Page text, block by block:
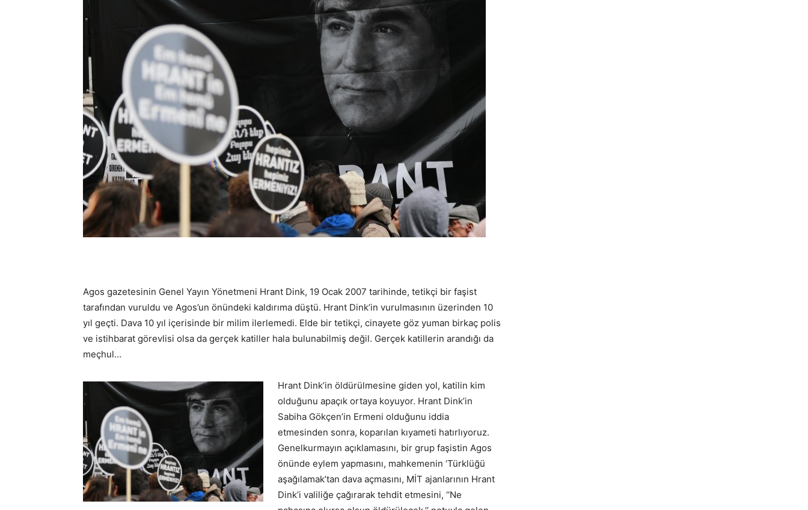
Agos gazetesinin Genel Yayın Yönetmeni Hrant Dink, 19 Ocak 2007 tarihinde, tetikçi bir faşist
tarafından vuruldu ve Agos’un önündeki kaldırıma düştü. Hrant Dink’in vurulmasının üzerinden 10
yıl geçti. Dava 10 yıl içerisinde bir milim ilerlemedi. Elde bir tetikçi, cinayete göz yuman birkaç polis
ve istihbarat görevlisi olsa da gerçek katiller hala bulunabilmiş değil. Gerçek katillerin arandığı da
meçhul…
Hrant Dink’in öldürülmesine giden yol, katilin kim
olduğunu apaçık ortaya koyuyor. Hrant Dink’in
Sabiha Gökçen’in Ermeni olduğunu iddia
etmesinden sonra, koparılan kıyameti hatırlıyoruz.
Genelkurmayın açıklamasını, bir grup faşistin Agos
önünde eylem yapmasını, mahkemenin ‘Türklüğü
aşağılamak’tan dava açmasını, MİT ajanlarının Hrant
Dink’i valiliğe çağırarak tehdit etmesini, ‘‘Ne